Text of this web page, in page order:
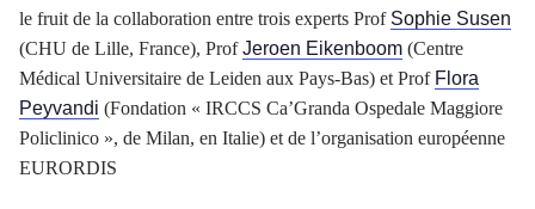
le fruit de la collaboration entre trois experts Prof Sophie Susen
(CHU de Lille, France), ProfJeroen Eikenboom (Centre
Médical Universitaire de Leiden aux Pays-Bas) et Prof Flora
Peyvandi (Fondation « IRCCS Ca’Granda Ospedale Maggiore
Policlinico », de Milan, en Italie) et de l’organisation européenne
EURORDIS